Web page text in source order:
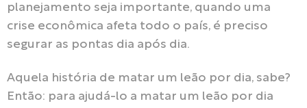
planejamento seja importante, quando uma
crise econômica afeta todo o país, é preciso
segurar as pontas dia após dia.
Aquela história de matar um leão por dia, sabe?
Então: para ajudá-lo a matar um leão por dia